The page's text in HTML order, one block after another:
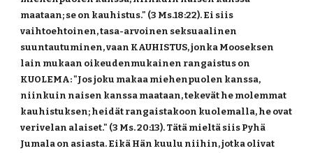
maataan; se on kauhistus." (3 Ms.18:22). Ei siis
vaihtoehtoinen, tasa-arvoinen seksuaalinen
suuntautuminen, vaan KAUHISTUS, jonka Mooseksen
lain mukaan oikeudenmukainen rangaistus on
KUOLEMA: "Jos joku makaa miehenpuolen kanssa,
niinkuin naisen kanssa maataan, tekevät he molemmat
kauhistuksen; heidät rangaistakoon kuolemalla, he ovat
verivelan alaiset." (3 Ms. 20:13). Tätä mieltä siis Pyhä
Jumala on asiasta. Eikä Hän kuulu niihin, jotka olivat